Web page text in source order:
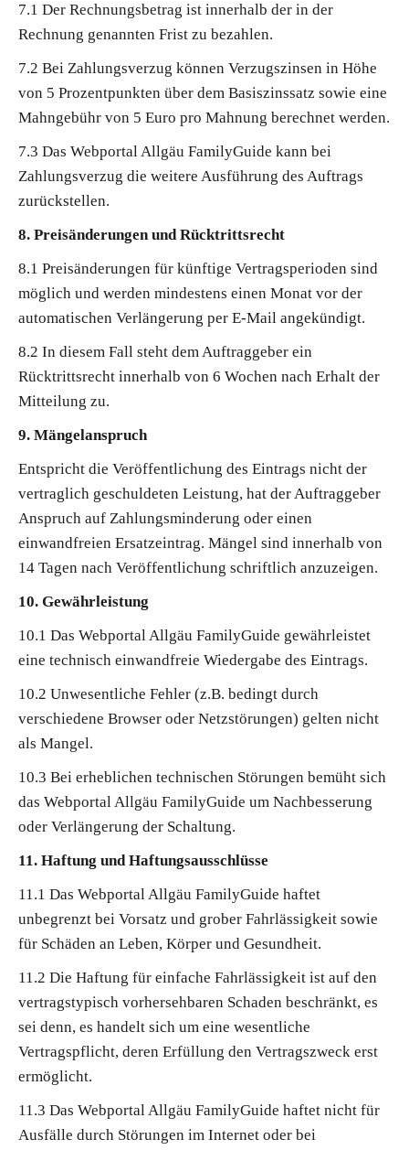
7.1 Der Rechnungsbetrag ist innerhalb der in der
Rechnung genannten Frist zu bezahlen.
7.2 Bei Zahlungsverzug können Verzugszinsen in Höhe
von 5 Prozentpunkten über dem Basiszinssatz sowie eine
Mahngebühr von 5 Euro pro Mahnung berechnet werden.
7.3 Das Webportal Allgäu FamilyGuide kann bei
Zahlungsverzug die weitere Ausführung des Auftrags
zurückstellen.
8. Preisänderungen und Rücktrittsrecht
8.1 Preisänderungen für künftige Vertragsperioden sind
möglich und werden mindestens einen Monat vor der
automatischen Verlängerung per E-Mail angekündigt.
8.2 In diesem Fall steht dem Auftraggeber ein
Rücktrittsrecht innerhalb von 6 Wochen nach Erhalt der
Mitteilung zu.
9. Mängelanspruch
Entspricht die Veröffentlichung des Eintrags nicht der
vertraglich geschuldeten Leistung, hat der Auftraggeber
Anspruch auf Zahlungsminderung oder einen
einwandfreien Ersatzeintrag. Mängel sind innerhalb von
14 Tagen nach Veröffentlichung schriftlich anzuzeigen.
10. Gewährleistung
10.1 Das Webportal Allgäu FamilyGuide gewährleistet
eine technisch einwandfreie Wiedergabe des Eintrags.
10.2 Unwesentliche Fehler (z.B. bedingt durch
verschiedene Browser oder Netzstörungen) gelten nicht
als Mangel.
10.3 Bei erheblichen technischen Störungen bemüht sich
das Webportal Allgäu FamilyGuide um Nachbesserung
oder Verlängerung der Schaltung.
11. Haftung und Haftungsausschlüsse
11.1 Das Webportal Allgäu FamilyGuide haftet
unbegrenzt bei Vorsatz und grober Fahrlässigkeit sowie
für Schäden an Leben, Körper und Gesundheit.
11.2 Die Haftung für einfache Fahrlässigkeit ist auf den
vertragstypisch vorhersehbaren Schaden beschränkt, es
sei denn, es handelt sich um eine wesentliche
Vertragspflicht, deren Erfüllung den Vertragszweck erst
ermöglicht.
11.3 Das Webportal Allgäu FamilyGuide haftet nicht für
Ausfälle durch Störungen im Internet oder bei